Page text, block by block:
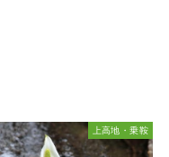
上高地・乗鞍